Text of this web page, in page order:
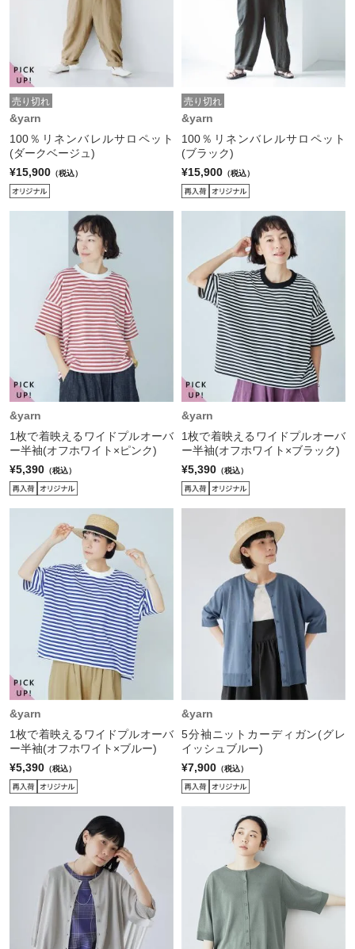
売り切れ
&yarn
100％リネンバレルサロペット
(ダークベージュ)
¥15,900 （税込）
売り切れ
&yarn
100％リネンバレルサロペット
(ブラック)
¥15,900 （税込）
&yarn
1枚で着映えるワイドプルオーバ
ー半袖(オフホワイト×ピンク)
¥5,390 （税込）
&yarn
1枚で着映えるワイドプルオーバ
ー半袖(オフホワイト×ブラック)
¥5,390 （税込）
&yarn
1枚で着映えるワイドプルオーバ
ー半袖(オフホワイト×ブルー)
¥5,390 （税込）
&yarn
5分袖ニットカーディガン(グレ
イッシュブルー)
¥7,900 （税込）